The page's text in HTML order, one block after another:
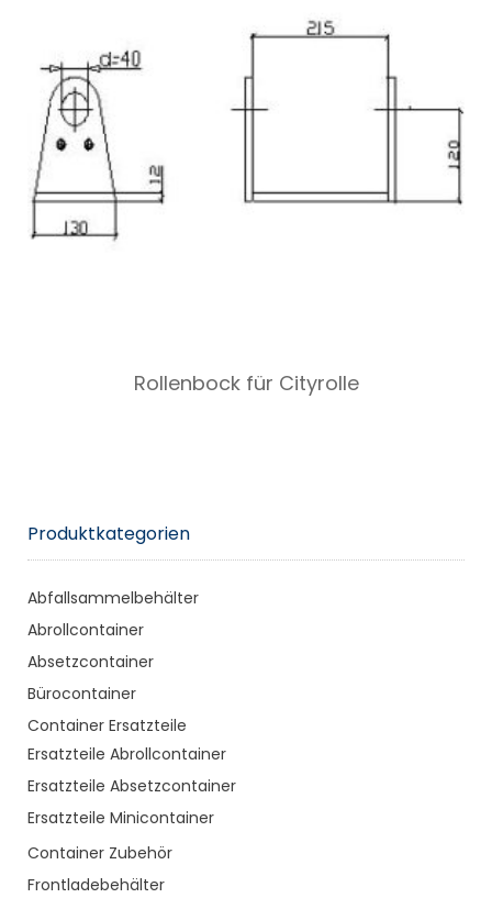
Rollenbock für Cityrolle
Produktkategorien
Abfallsammelbehälter
Abrollcontainer
Absetzcontainer
Bürocontainer
Container Ersatzteile
Ersatzteile Abrollcontainer
Ersatzteile Absetzcontainer
Ersatzteile Minicontainer
Container Zubehör
Frontladebehälter